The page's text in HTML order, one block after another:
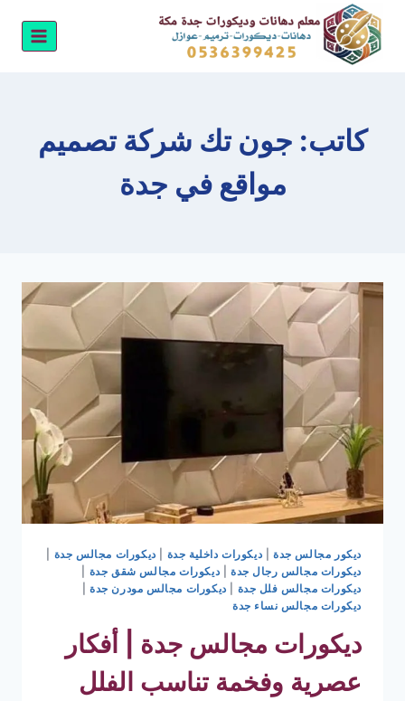
التجاوز
المحتوى
كاتب: جون تك شركة تصميم
مواقع في جدة
ديكور مجالس جدة| ديكورات داخلية جدة ديكورات مجالس جدة
ديكورات مجالس رجال جدة
ديكورات مجالس شقق جدة
ديكورات مجالس فلل جدة
ديكورات مجالس مودرن جدة|
ديكورات مجالس نساء جدة
ديكورات مجالس جدة | أفكار
عصرية وفخمة تناسب الفلل